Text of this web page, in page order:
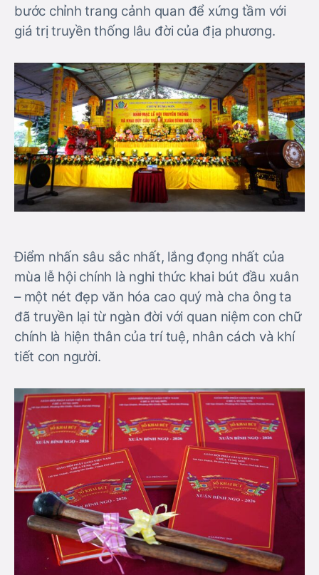
bước chỉnh trang cảnh quan để xứng tầm với
giá trị truyền thống lâu đời của địa phương.
Điểm nhấn sâu sắc nhất, lắng đọng nhất của
mùa lễ hội chính là nghi thức khai bút đầu xuân
– một nét đẹp văn hóa cao quý mà cha ông ta
đã truyền lại từ ngàn đời với quan niệm con chữ
chính là hiện thân của trí tuệ, nhân cách và khí
tiết con người.